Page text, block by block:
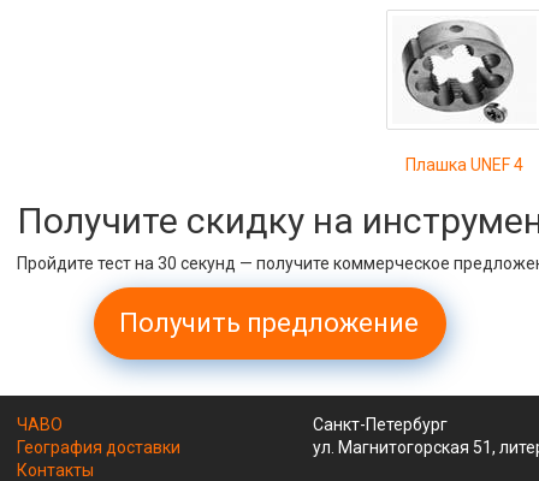
Плашка UNEF 4
Получите скидку на
Пройдите тест на 30 секунд — получите коммерческое
Получить предложение
ЧАВО
География доставки
Контакты
Санкт-Петербург
ул. Магнитогорская 51,